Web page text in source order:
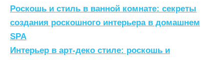
Н
а
в
Роскошь и стиль в ванной комнате: секреты
создания роскошного интерьера в домашнем
SPA
Интерьер в арт-деко стиле: роскошь и